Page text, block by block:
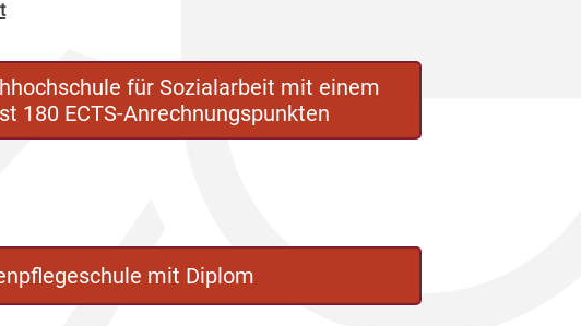
für Sozialarbeit mit einem
180 ECTS-Anrechnungspunkten
mit Diplom